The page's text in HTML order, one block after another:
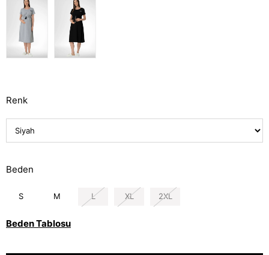
Renk
Beden
S M L XL 2XL
Beden Tablosu